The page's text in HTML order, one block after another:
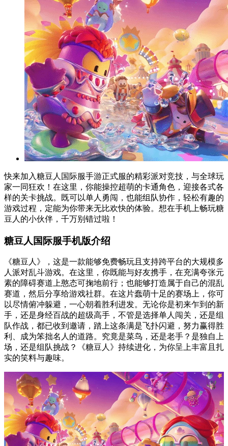
快来加入糖豆人国际服手游正式服的精彩派对竞技，与全球玩
家一同狂欢！在这里，你能操控超萌的卡通角色，迎接各式各
样的关卡挑战。既可以单人勇闯，也能组队协作，轻松有趣的
游戏过程，定能为你带来无比欢快的体验。想在手机上畅玩糖
豆人的小伙伴，千万别错过啦！
糖豆人国际服手机版介绍
《糖豆人》，这是一款能够免费畅玩且支持跨平台的大规模多
人派对乱斗游戏。在这里，你既能与好友携手，在充满夸张元
素的障碍赛道上憨态可掬地前行；也能够打造属于自己的混乱
赛道，然后分享给游戏社群。在这片蠢萌十足的赛场上，你可
以尽情俯冲躲避，一心朝着胜利进发。无论你是初来乍到的新
手，还是身经百战的超级高手，不管是选择单人闯关，还是组
队作战，都已收到邀请，踏上这条满是飞扑闪避，努力赢得胜
利、成为笨拙名人的道路。究竟是菜鸟，还是老手？是独自上
场，还是组队挑战？《糖豆人》持续进化，为你呈上丰富且扎
实的笑料与趣味。